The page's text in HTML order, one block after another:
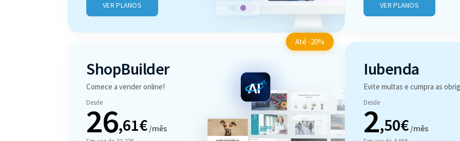
VER PLANOS VER PLANOS
Até -20%
ShopBuilder
Comece a vender online!
Desde
26,61€ /mês
Iubenda
Evite multas e cumpra as
Desde
2,50€ /mês